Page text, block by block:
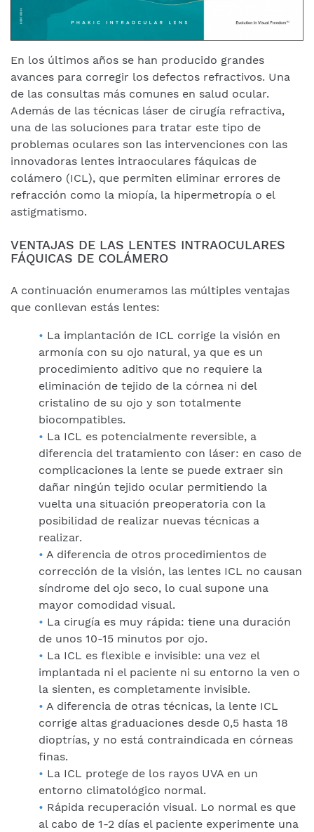
En los últimos años se han producido grandes
avances para corregir los defectos refractivos. Una
de las consultas más comunes en salud ocular.
Además de las técnicas láser de cirugía refractiva,
una de las soluciones para tratar este tipo de
problemas oculares son las intervenciones con las
innovadoras lentes intraoculares fáquicas de
colámero (ICL), que permiten eliminar errores de
refracción como la miopía, la hipermetropía o el
astigmatismo.
VENTAJAS DE LAS LENTES INTRAOCULARES
FÁQUICAS DE COLÁMERO
A continuación enumeramos las múltiples ventajas
que conllevan estás lentes:
La implantación de ICL corrige la visión en
armonía con su ojo natural, ya que es un
procedimiento aditivo que no requiere la
eliminación de tejido de la córnea ni del
cristalino de su ojo y son totalmente
biocompatibles.
La ICL es potencialmente reversible, a
diferencia del tratamiento con láser: en caso de
complicaciones la lente se puede extraer sin
dañar ningún tejido ocular permitiendo la
vuelta una situación preoperatoria con la
posibilidad de realizar nuevas técnicas a
realizar.
A diferencia de otros procedimientos de
corrección de la visión, las lentes ICL no causan
síndrome del ojo seco, lo cual supone una
mayor comodidad visual.
La cirugía es muy rápida: tiene una duración
de unos 10-15 minutos por ojo.
La ICL es flexible e invisible: una vez el
implantada ni el paciente ni su entorno la ven o
la sienten, es completamente invisible.
A diferencia de otras técnicas, la lente ICL
corrige altas graduaciones desde 0,5 hasta 18
dioptrías, y no está contraindicada en córneas
finas.
La ICL protege de los rayos UVA en un
entorno climatológico normal.
Rápida recuperación visual. Lo normal es que
al cabo de 1-2 días el paciente experimente una